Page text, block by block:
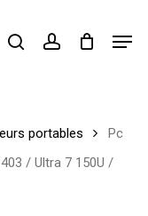
searchaccount
portables
Pc
/ Ultra 7 150U /